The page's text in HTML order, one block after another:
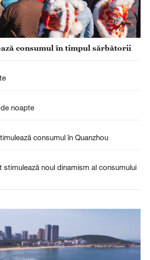
consumul în timpul sărbătorii
noapte
consumul în Quanzhou
stimulează noul dinamism al consumului